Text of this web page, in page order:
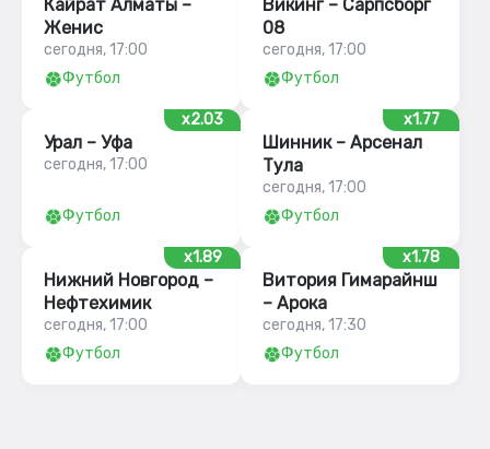
Кайрат Алматы –
Женис
сегодня, 17:00
Футбол
Викинг – Сарпсборг
08
сегодня, 17:00
Футбол
x2.03
Урал – Уфа
сегодня, 17:00
Футбол
x1.77
Шинник – Арсенал
Тула
сегодня, 17:00
Футбол
x1.89
Нижний Новгород –
Нефтехимик
сегодня, 17:00
Футбол
x1.78
Витория Гимарайнш
– Арока
сегодня, 17:30
Футбол